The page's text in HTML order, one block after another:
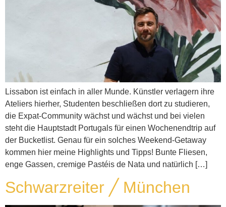
Lissabon ist einfach in aller Munde. Künstler verlagern ihre
Ateliers hierher, Studenten beschließen dort zu studieren,
die Expat-Community wächst und wächst und bei vielen
steht die Hauptstadt Portugals für einen Wochenendtrip auf
der Bucketlist. Genau für ein solches Weekend-Getaway
kommen hier meine Highlights und Tipps! Bunte Fliesen,
enge Gassen, cremige Pastéis de Nata und natürlich […]
Schwarzreiter ╱ München